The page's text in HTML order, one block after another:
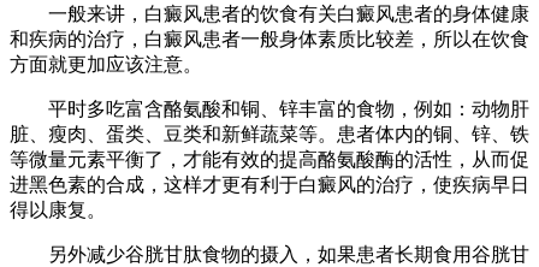
一般来讲，白癜风患者的饮食有关白癜风患者的身体健康
和疾病的治疗，白癜风患者一般身体素质比较差，所以在饮食
方面就更加应该注意。
平时多吃富含酪氨酸和铜、锌丰富的食物，例如：动物肝
脏、瘦肉、蛋类、豆类和新鲜蔬菜等。患者体内的铜、锌、铁
等微量元素平衡了，才能有效的提高酪氨酸酶的活性，从而促
进黑色素的合成，这样才更有利于白癜风的治疗，使疾病早日
得以康复。
另外减少谷胱甘肽食物的摄入，如果患者长期食用谷胱甘